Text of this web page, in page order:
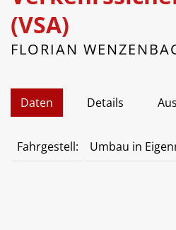
(VSA)
FLORIAN
Daten Details
Fahrgestell: Umbau in